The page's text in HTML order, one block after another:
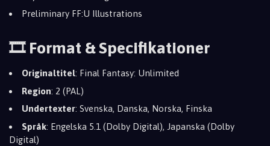
Preliminary FF:U Illustrations
🎞️ Format & Specifikationer
Originaltitel: Final Fantasy: Unlimited
Region: 2 (PAL)
Undertexter: Svenska, Danska, Norska, Finska
Språk: Engelska 5.1 (Dolby Digital), Japanska (Dolby
Digital)